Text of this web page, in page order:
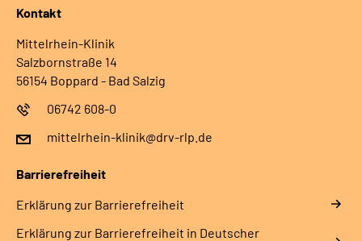
Kontakt
Mittelrhein-Klinik
Salzbornstraße 14
56154 Boppard - Bad Salzig
06742 608-0
mittelrhein-klinik@drv-rlp.de
Barrierefreiheit
Erklärung zur Barrierefreiheit
Erklärung zur Barrierefreiheit in Deutscher